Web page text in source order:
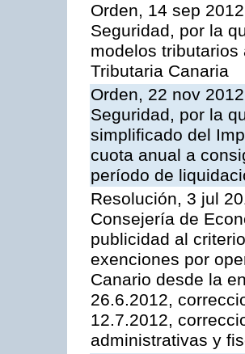
Orden, 14 sep
Seguridad, por la
modelos
Tributaria Canaria
Orden, 22 nov
Seguridad, por la
simplificado del
cuota anual a
período de
Resolución, 3 jul
Consejería de
publicidad al
exenciones por
Canario desde la
26.6.2012,
12.7.2012,
administrativas y